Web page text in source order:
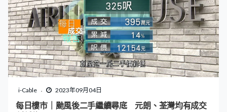
i-Cable 2023年09月04日
每日樓市｜颱風後二手繼續尋底 元朗、荃灣均有成交